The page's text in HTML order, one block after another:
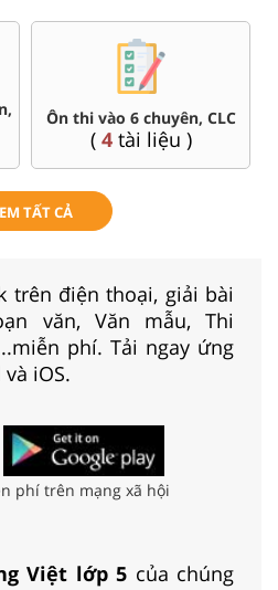
Ôn thi vào 6 chuyên, CLC
( 4tài liệu )
TẤT CẢ
trên điện thoại, giải bài
văn, Văn mẫu, Thi
phí. Tải ngay ứng
iOS.
phí trên mạng xã hội
Việt lớp 5 của chúng